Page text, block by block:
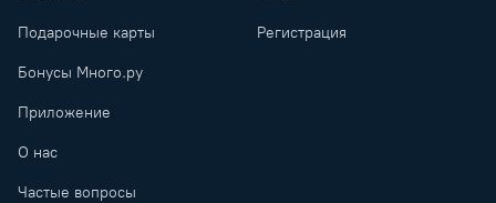
Подарочные карты
Бонусы Много.ру
Приложение
О нас
Частые вопросы
Регистрация